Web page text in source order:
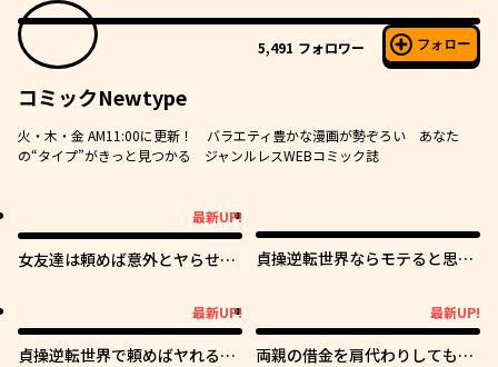
5,491 フォロワー フォロー
コミックNewtype
火・木・金 AM11:00に更新！ バラエティ豊かな漫画が勢ぞろい あなた
の“タイプ”がきっと見つかる ジャンルレスWEBコミック誌
最新UP!
女友達は頼めば意外とヤらせて
貞操逆転世界ならモテると思っ
最新UP!
貞操逆転世界で頼めばヤれると
最新UP!
両親の借金を肩代わりしてもら